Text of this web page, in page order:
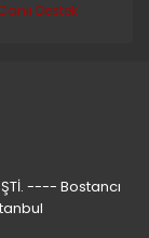
ŞTİ. ---- Bostancı